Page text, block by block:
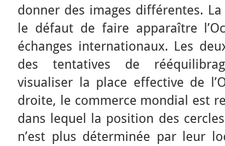
donner des images différentes.
le défaut de faire apparaître
échanges internationaux. Les
des tentatives de
visualiser la place effective de
droite, le commerce mondial est
dans lequel la position des
n’est plus déterminée par leur